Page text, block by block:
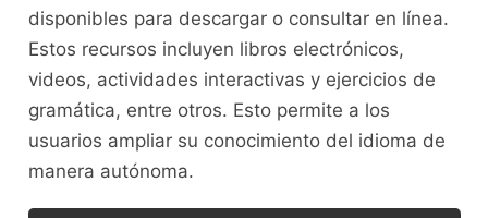
disponibles para descargar o consultar ⁣en línea.
Estos ⁤recursos incluyen libros electrónicos,
videos, actividades interactivas y ejercicios de
gramática, entre otros. Esto permite ⁣a los
usuarios ampliar ⁢su conocimiento ​del ⁣idioma de
manera autónoma.